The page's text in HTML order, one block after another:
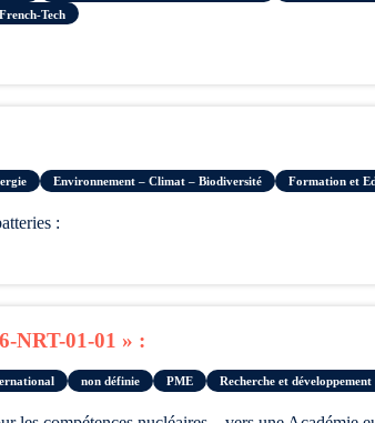
Tech
Environnement – Climat – Biodiversité Formation et
:
NRT-01-01 » :
non définie PME Recherche et